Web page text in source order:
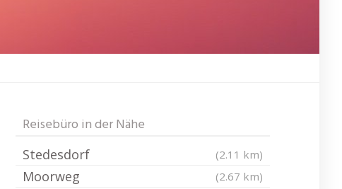
Reisebüro in der Nähe
Stedesdorf (2.11 km)
Moorweg (2.67 km)